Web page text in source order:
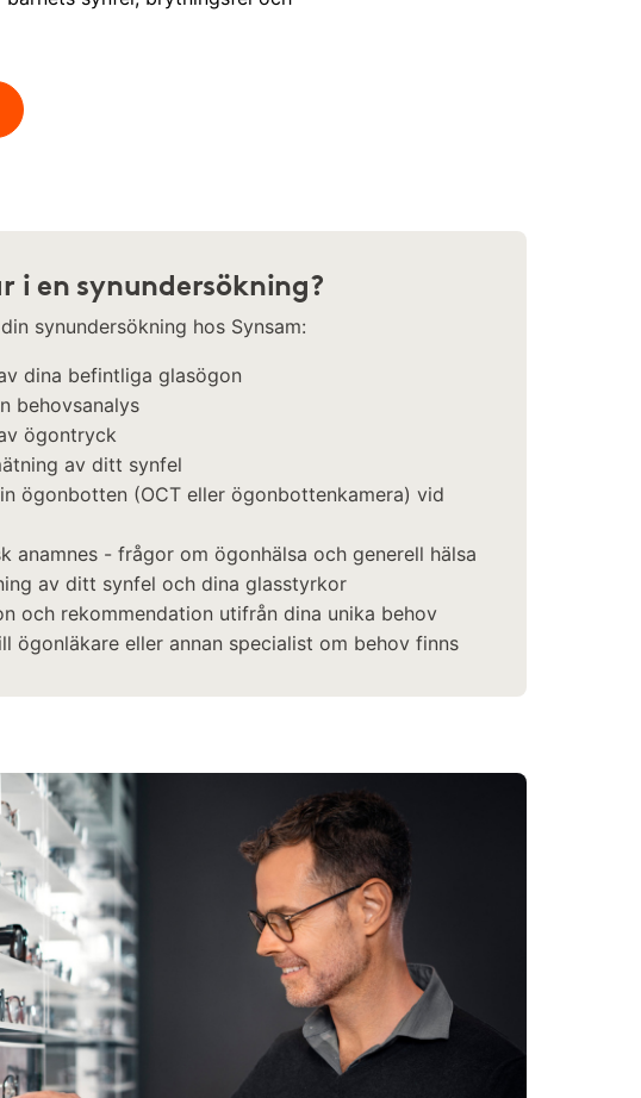
i en synundersökning?
synundersökning hos Synsam:
dina befintliga glasögon
behovsanalys
ögontryck
av ditt synfel
ögonbotten (OCT eller ögonbottenkamera) vid
anamnes - frågor om ögonhälsa och generell hälsa
av ditt synfel och dina glasstyrkor
och rekommendation utifrån dina unika behov
ögonläkare eller annan specialist om behov finns